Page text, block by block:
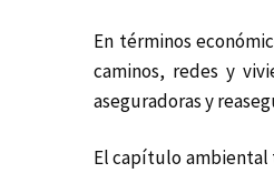
En términos
caminos, redes y
aseguradoras y
El capítulo ambiental